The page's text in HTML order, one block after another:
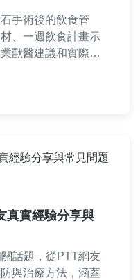
手術後的飲食管
、一週飲食計畫示
獸醫建議和實際經
真實經驗分享與
話題，從PTT網友
與治療方法，涵蓋